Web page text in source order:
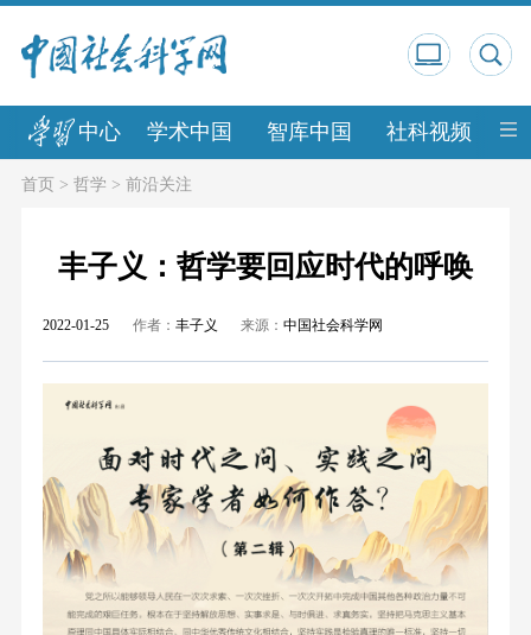
中心 学术中国 智库中国 社科视频 中
首页> 哲学 > 前沿关注
丰子义：哲学要回应时代的呼唤
2022-01-25 作者： 丰子义 来源：中国社会科学网